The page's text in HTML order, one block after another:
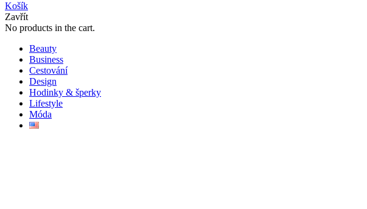
Košík
Zavřít
No products in the cart.
Beauty
Business
Cestování
Design
Hodinky & šperky
Lifestyle
Móda